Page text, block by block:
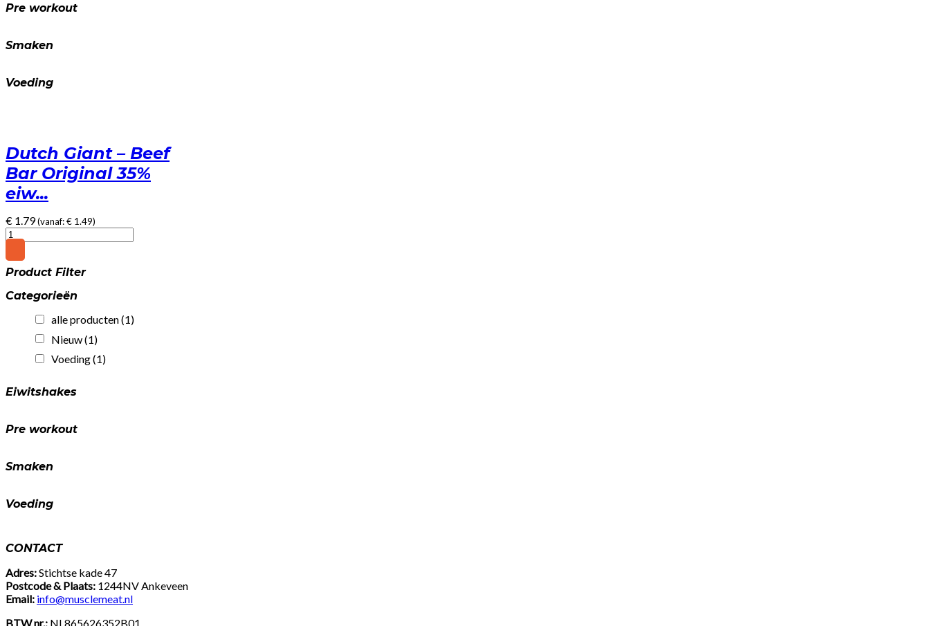
Pre workout
Smaken
Voeding
Dutch Giant – Beef
Bar Original 35%
eiw...
€ 1.79(vanaf:€ 1.49)
Dutch
Giant
-
Beef
Original
quantity
Product Filter
Categorieën
alle producten(1)
Nieuw(1)
Voeding(1)
Eiwitshakes
Pre workout
Smaken
Voeding
CONTACT
Adres:Stichtse kade 47
Postcode & Plaats: 1244NV Ankeveen
Email: info@musclemeat.nl
BTW nr.: NL865626352B01